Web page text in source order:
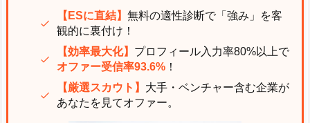
【ESに直結】 無料の適性診断で「強み」を客
観的に裏付け！
【効率最大化】 プロフィール入力率80%以上で
オファー受信率93.6% ！
【厳選スカウト】 大手・ベンチャー含む企業が
あなたを見てオファー。